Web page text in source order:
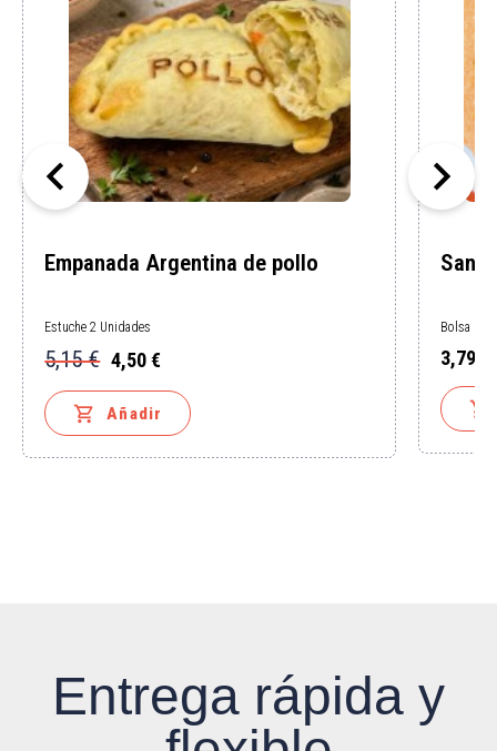
Empanada Argentina de pollo
Estuche 2 Unidades
Precio
base
5,15 €
Precio 4,50 €
 Añadir
San
Bolsa 1
Precio
3,79 €

 
Entrega rápida y